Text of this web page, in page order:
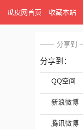
瓜皮网首页 收藏本站
分享到
分享到：
QQ空间
新浪微博
腾讯微博